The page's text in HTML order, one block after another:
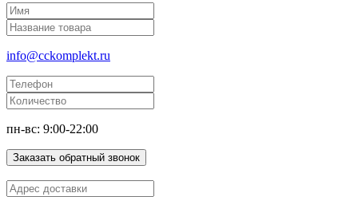
info@cckomplekt.ru
пн-вс: 9:00-22:00
Заказать обратный звонок